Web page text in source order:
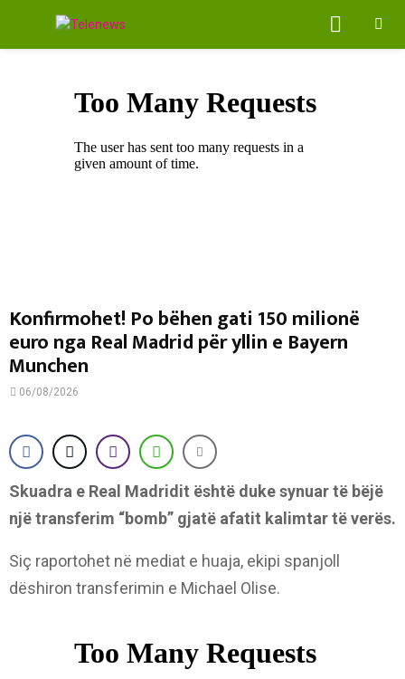
Konfirmohet! Po bëhen gati 150 milionë
euro nga Real Madrid për yllin e Bayern
Munchen
06/08/2026
Skuadra e Real Madridit është duke synuar të bëjë
një transferim “bomb” gjatë afatit kalimtar të verës.
Siç raportohet në mediat e huaja, ekipi spanjoll
dëshiron transferimin e Michael Olise.